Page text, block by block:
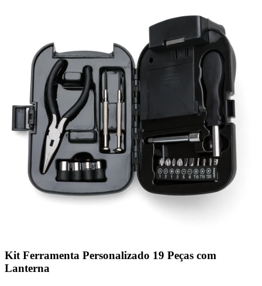
Kit Ferramenta Personalizado 19 Peças com
Lanterna